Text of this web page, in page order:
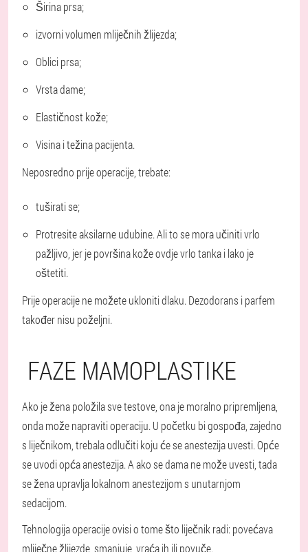
Širina prsa;
izvorni volumen mliječnih žlijezda;
Oblici prsa;
Vrsta dame;
Elastičnost kože;
Visina i težina pacijenta.
Neposredno prije operacije, trebate:
tuširati se;
Protresite aksilarne udubine. Ali to se mora učiniti vrlo
pažljivo, jer je površina kože ovdje vrlo tanka i lako je
oštetiti.
Prije operacije ne možete ukloniti dlaku. Dezodorans i parfem
također nisu poželjni.
FAZE MAMOPLASTIKE
Ako je žena položila sve testove, ona je moralno pripremljena,
onda može napraviti operaciju. U početku bi gospođa, zajedno
s liječnikom, trebala odlučiti koju će se anestezija uvesti. Opće
se uvodi opća anestezija. A ako se dama ne može uvesti, tada
se žena upravlja lokalnom anestezijom s unutarnjom
sedacijom.
Tehnologija operacije ovisi o tome što liječnik radi: povećava
mliječne žlijezde, smanjuje, vraća ih ili povuče.